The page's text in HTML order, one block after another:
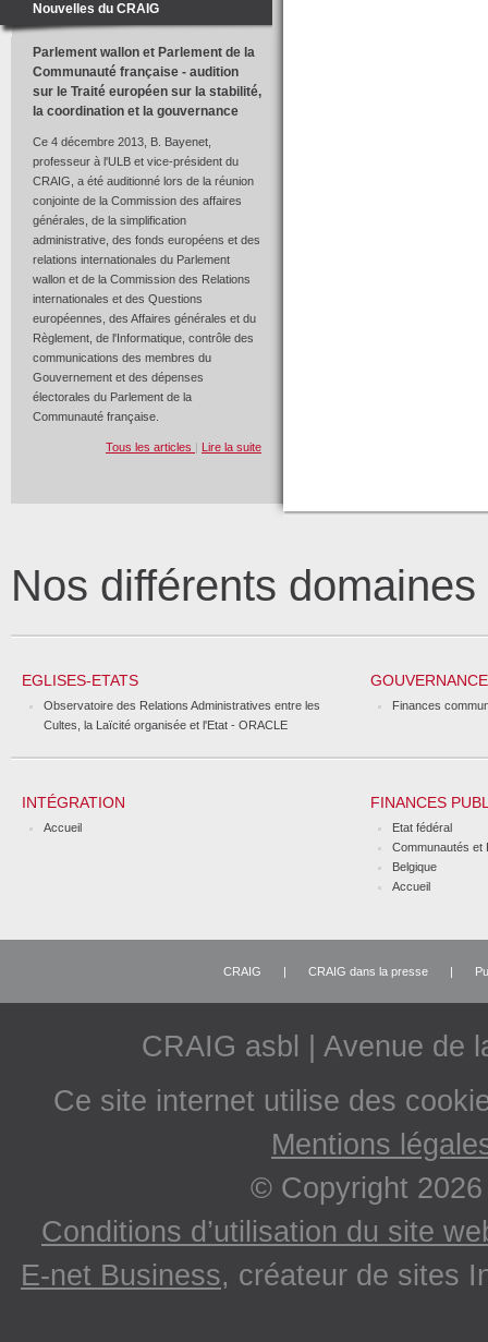
Nouvelles du CRAIG
Parlement wallon et Parlement de la
Communauté française - audition
sur le Traité européen sur la stabilité,
la coordination et la gouvernance
Ce 4 décembre 2013, B. Bayenet,
professeur à l'ULB et vice-président du
CRAIG, a été auditionné lors de la réunion
conjointe de la Commission des affaires
générales, de la simplification
administrative, des fonds européens et des
relations internationales du Parlement
wallon et de la Commission des Relations
internationales et des Questions
européennes, des Affaires générales et du
Règlement, de l'Informatique, contrôle des
communications des membres du
Gouvernement et des dépenses
électorales du Parlement de la
Communauté française.
Tous les articles | Lire la suite
Nos différents
EGLISES-ETATS
Observatoire des Relations Administratives entre les
Cultes, la Laïcité organisée et l'Etat - ORACLE
Finances
INTÉGRATION
Accueil
FINANCES
Etat fédéral
Communautés et
Belgique
Accueil
CRAIG | CRAIG dans la presse |
CRAIG asbl | Avenue de
Ce site internet utilise des
Mentions
© Copyright
Conditions d’utilisation du site
E-net Business, créateur de sites